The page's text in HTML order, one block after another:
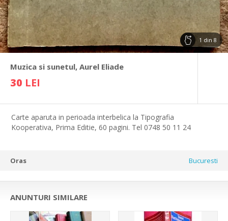
1 din 8
Muzica si sunetul, Aurel Eliade
30 LEI
Carte aparuta in perioada interbelica la Tipografia
Kooperativa, Prima Editie, 60 pagini. Tel 0748 50 11 24
Oras Bucuresti
ANUNTURI SIMILARE